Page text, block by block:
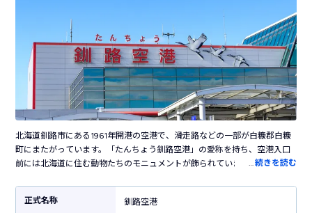
北海道釧路市にある1961年開港の空港で、滑走路などの一部が白糠郡白糠
町にまたがっています。「たんちょう釧路空港」の愛称を持ち、空港入口
前には北海道に住む動物たちのモニュメントが飾られています。プロペラ
2,500mに滑走路が延長された2000年には国際チャーター便も運航開始
…続きを読む
正式名称 釧路空港